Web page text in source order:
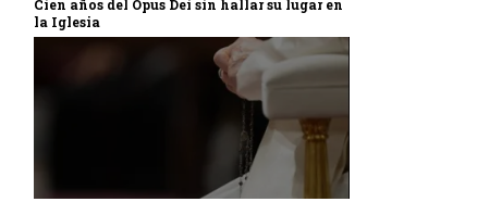
Cien años del Opus Dei sin hallar su lugar en
la Iglesia